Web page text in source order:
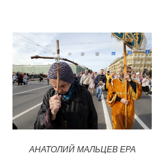
АНАТОЛИЙ МАЛЬЦЕВ EPA